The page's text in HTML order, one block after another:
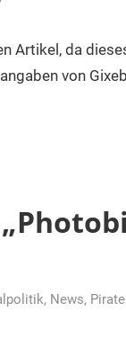
Artikel, da
von
, News,